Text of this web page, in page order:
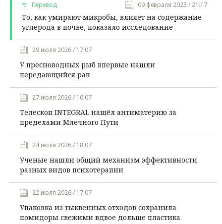
Перевод 09 февраля 2023 / 21:17
То, как умирают микробы, влияет на содержание
углерода в почве, показало исследование
29 июля 2026 / 17:07
У пресноводных рыб впервые нашли
передающийся рак
27 июля 2026 / 16:07
Телескоп INTEGRAL нашёл антиматерию за
пределами Млечного Пути
24 июля 2026 / 18:07
Ученые нашли общий механизм эффективности
разных видов психотерапии
22 июля 2026 / 17:07
Упаковка из тыквенных отходов сохранила
помидоры свежими вдвое дольше пластика